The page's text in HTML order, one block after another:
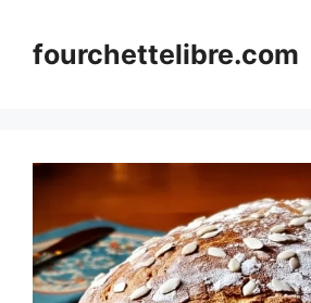
contentfourchettelibre.com